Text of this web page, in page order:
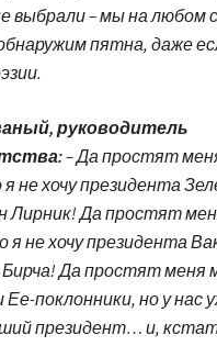
выбрали – мы на любом
пятна, даже
руководитель
– Да простят
не хочу президента
Лирник! Да простят
не хочу президента
Бирча! Да простят меня
поклонники, но у нас
президент… и,